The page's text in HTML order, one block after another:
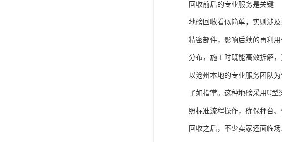
回收前后的专业服务是关键
地磅回收看似简单，实则涉
精密部件，影响后续的再利
分布，施工时既能高效拆解
以沧州本地的专业服务团队
了如指掌。这种地磅采用U
照标准流程操作，确保秤台
回收之后，不少卖家还面临